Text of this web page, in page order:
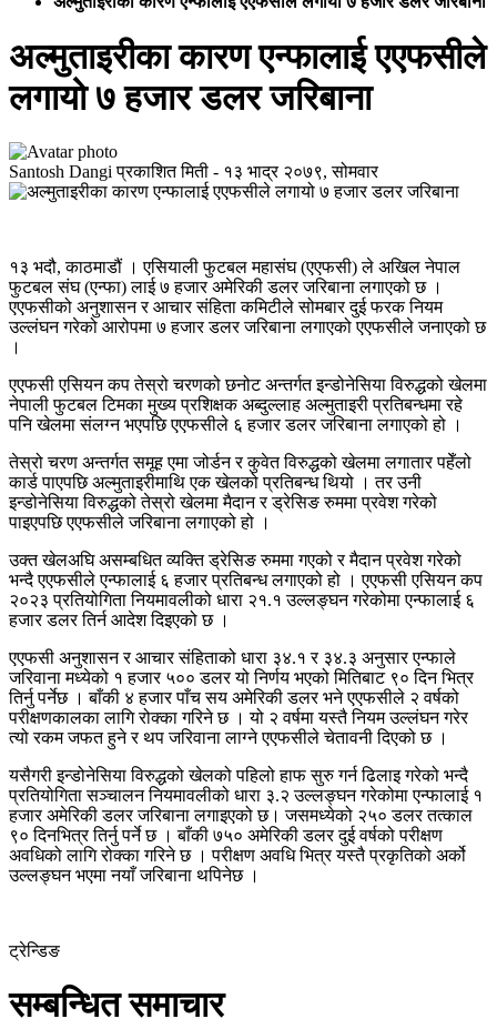
अल्मुताइरीका कारण एन्फालाई एएफसीले
लगायो ७ हजार डलर जरिबाना
Santosh Dangi प्रकाशित मिती - १३ भाद्र २०७९, सोमवार
१३ भदौ, काठमाडौं । एसियाली फुटबल महासंघ (एएफसी) ले अखिल नेपाल
फुटबल संघ (एन्फा) लाई ७ हजार अमेरिकी डलर जरिबाना लगाएको छ ।
एएफसीको अनुशासन र आचार संहिता कमिटीले सोमबार दुई फरक नियम
उल्लंघन गरेको आरोपमा ७ हजार डलर जरिबाना लगाएको एएफसीले जनाएको छ
।
एएफसी एसियन कप तेस्रो चरणको छनोट अन्तर्गत इन्डोनेसिया विरुद्धको खेलमा
नेपाली फुटबल टिमका मुख्य प्रशिक्षक अब्दुल्लाह अल्मुताइरी प्रतिबन्धमा रहे
पनि खेलमा संलग्न भएपछि एएफसीले ६ हजार डलर जरिबाना लगाएको हो ।
तेस्रो चरण अन्तर्गत समूह एमा जोर्डन र कुवेत विरुद्धको खेलमा लगातार पहेँलो
कार्ड पाएपछि अल्मुताइरीमाथि एक खेलको प्रतिबन्ध थियो । तर उनी
इन्डोनेसिया विरुद्धको तेस्रो खेलमा मैदान र ड्रेसिङ रुममा प्रवेश गरेको
पाइएपछि एएफसीले जरिबाना लगाएको हो ।
उक्त खेलअघि असम्बधित व्यक्ति ड्रेसिङ रुममा गएको र मैदान प्रवेश गरेको
भन्दै एएफसीले एन्फालाई ६ हजार प्रतिबन्ध लगाएको हो । एएफसी एसियन कप
२०२३ प्रतियोगिता नियमावलीको धारा २१.१ उल्लङ्घन गरेकोमा एन्फालाई ६
हजार डलर तिर्न आदेश दिइएको छ ।
एएफसी अनुशासन र आचार संहिताको धारा ३४.१ र ३४.३ अनुसार एन्फाले
जरिवाना मध्येको १ हजार ५०० डलर यो निर्णय भएको मितिबाट ९० दिन भित्र
तिर्नु पर्नेछ । बाँकी ४ हजार पाँच सय अमेरिकी डलर भने एएफसीले २ वर्षको
परीक्षणकालका लागि रोक्का गरिने छ । यो २ वर्षमा यस्तै नियम उल्लंघन गरेर
त्यो रकम जफत हुने र थप जरिवाना लाग्ने एएफसीले चेतावनी दिएको छ ।
यसैगरी इन्डोनेसिया विरुद्धको खेलको पहिलो हाफ सुरु गर्न ढिलाइ गरेको भन्दै
प्रतियोगिता सञ्चालन नियमावलीको धारा ३.२ उल्लङ्घन गरेकोमा एन्फालाई १
हजार अमेरिकी डलर जरिबाना लगाइएको छ। जसमध्येको २५० डलर तत्काल
९० दिनभित्र तिर्नु पर्ने छ । बाँकी ७५० अमेरिकी डलर दुई वर्षको परीक्षण
अवधिको लागि रोक्का गरिने छ । परीक्षण अवधि भित्र यस्तै प्रकृतिको अर्को
उल्लङ्घन भएमा नयाँ जरिबाना थपिनेछ ।
ट्रेन्डिङ
सम्बन्धित समाचार